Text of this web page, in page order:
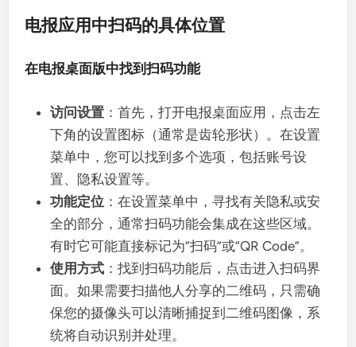
电报应用中扫码的具体位置
在电报桌面版中找到扫码功能
访问设置 ：首先，打开电报桌面应用，点击左
下角的设置图标（通常是齿轮形状）。在设置
菜单中，您可以找到多个选项，包括账号设
置、隐私设置等。
功能定位 ：在设置菜单中，寻找有关隐私或安
全的部分，通常扫码功能会集成在这些区域。
有时它可能直接标记为“扫码”或“QR Code”。
使用方式 ：找到扫码功能后，点击进入扫码界
面。如果需要扫描他人分享的二维码，只需确
保您的摄像头可以清晰捕捉到二维码图像，系
统将自动识别并处理。